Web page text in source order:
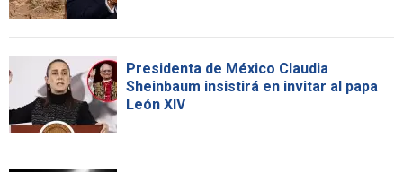
Presidenta de México Claudia
Sheinbaum insistirá en invitar al papa
León XIV